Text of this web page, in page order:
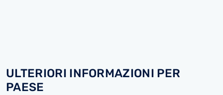
ULTERIORI INFORMAZIONI PER
PAESE